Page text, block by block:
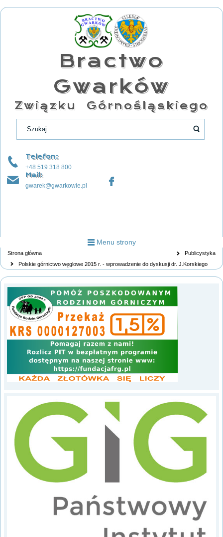
Bractwo
Gwarków
Związku Górnośląskiego
Telefon:
+48 519 318 800
Mail:
gwarek@gwarkowie.pl
Menu strony
Strona główna
Publicystyka
Polskie górnictwo węglowe 2015 r. - wprowadzenie do dyskusji dr. J.Korskiego